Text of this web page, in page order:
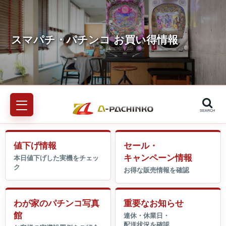
SEARCH
値下げ情報
セール・
キャンペーン情報
わが家のパチンコ写真
館
重要なお知らせ